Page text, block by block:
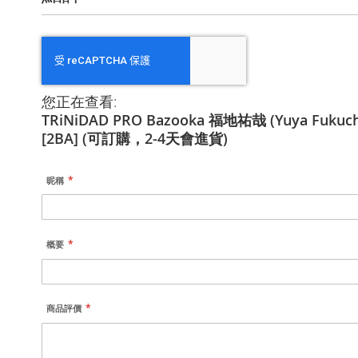
您正在查看:
TRiNiDAD PRO Bazooka 福地祐哉 (Yuya
[2BA] (可訂購，2-4天會進貨)
昵稱
概要
商品評價